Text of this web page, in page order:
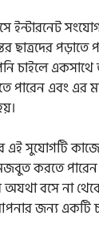
ছাত্রদের
চাইলে
পারেন এবং এর
এই সুযোগটি
করতে
অযথা বসে না
জন্য একটি